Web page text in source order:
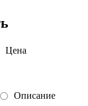
Цена
Описание